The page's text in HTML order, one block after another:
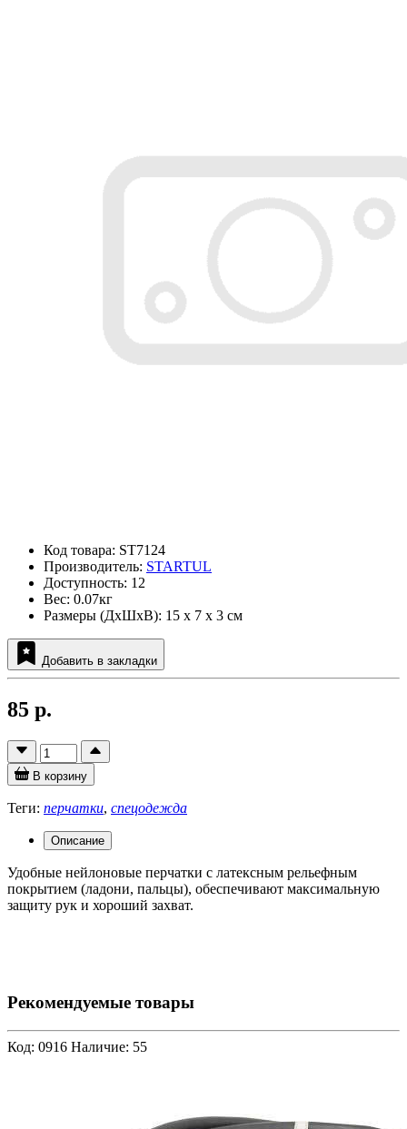
Код товара: ST7124
Производитель: STARTUL
Доступность: 12
Вес: 0.07кг
Размеры (ДxШxВ): 15 x 7 x 3 см
Добавить в закладки
85 р.
В корзину
Теги: перчатки, спецодежда
Описание
Удобные нейлоновые перчатки с латексным рельефным
покрытием (ладони, пальцы), обеспечивают максимальную
защиту рук и хороший захват.
Рекомендуемые товары
Код: 0916 Наличие: 55